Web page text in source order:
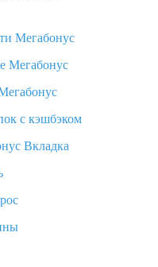
с Алиэкспресс
когда вернут деньги?
как их получить и
это за метод доставки и
Алиэкспресс
с Алиэкспресс
Мегабонус
Мегабонус
с кэшбэком
Вкладка